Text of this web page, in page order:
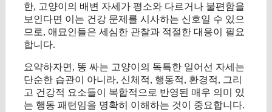
한, 고양이의 배변 자세가 평소와 다르거나 불편함을
보인다면 이는 건강 문제를 시사하는 신호일 수 있으
므로, 애묘인들은 세심한 관찰과 적절한 대응이 필요
합니다.
요약하자면, 똥 싸는 고양이의 독특한 일어선 자세는
단순한 습관이 아니라, 신체적, 행동적, 환경적, 그리
고 건강적 요소들이 복합적으로 반영된 매우 의미 있
는 행동 패턴임을 명확히 이해하는 것이 중요합니다.